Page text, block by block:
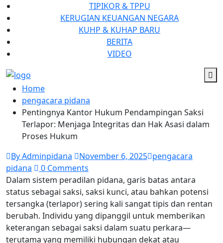
TIPIKOR & TPPU
KERUGIAN KEUANGAN NEGARA
KUHP & KUHAP BARU
BERITA
VIDEO
Home
pengacara pidana
Pentingnya Kantor Hukum Pendampingan Saksi
Terlapor: Menjaga Integritas dan Hak Asasi dalam
Proses Hukum
By Adminpidana
November 6, 2025 pengacara
pidana
0 Comments
Dalam sistem peradilan pidana, garis batas antara
status sebagai saksi, saksi kunci, atau bahkan potensi
tersangka (terlapor) sering kali sangat tipis dan rentan
berubah. Individu yang dipanggil untuk memberikan
keterangan sebagai saksi dalam suatu perkara—
terutama yang memiliki hubungan dekat atau